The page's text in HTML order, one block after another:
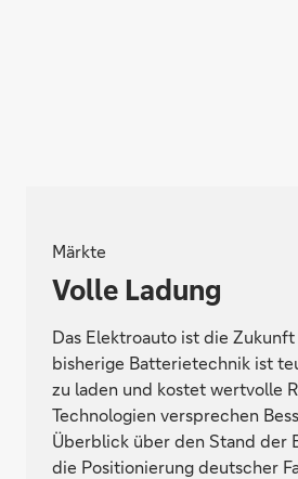
Märkte
Volle Ladung
Das Elektroauto ist die
bisherige Batterietechnik ist
zu laden und kostet wertvolle
Technologien versprechen
Überblick über den Stand der
die Positionierung deutscher